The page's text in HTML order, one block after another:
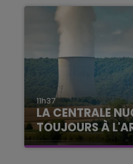
11h37
LA CENTRALE
TOUJOURS À
Cela fait déjà une
6h00 -
La